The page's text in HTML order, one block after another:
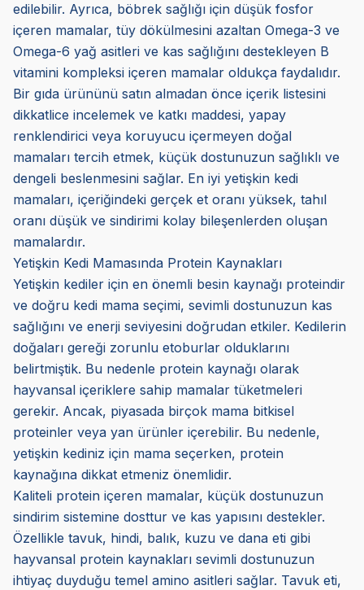
edilebilir. Ayrıca, böbrek sağlığı için düşük fosfor
içeren mamalar, tüy dökülmesini azaltan Omega-3 ve
Omega-6 yağ asitleri ve kas sağlığını destekleyen B
vitamini kompleksi içeren mamalar oldukça faydalıdır.
Bir gıda ürününü satın almadan önce içerik listesini
dikkatlice incelemek ve katkı maddesi, yapay
renklendirici veya koruyucu içermeyen doğal
mamaları tercih etmek, küçük dostunuzun sağlıklı ve
dengeli beslenmesini sağlar. En iyi yetişkin kedi
mamaları, içeriğindeki gerçek et oranı yüksek, tahıl
oranı düşük ve sindirimi kolay bileşenlerden oluşan
mamalardır.
Yetişkin Kedi Mamasında Protein Kaynakları
Yetişkin kediler için en önemli besin kaynağı proteindir
ve doğru kedi mama seçimi, sevimli dostunuzun kas
sağlığını ve enerji seviyesini doğrudan etkiler. Kedilerin
doğaları gereği zorunlu etoburlar olduklarını
belirtmiştik. Bu nedenle protein kaynağı olarak
hayvansal içeriklere sahip mamalar tüketmeleri
gerekir. Ancak, piyasada birçok mama bitkisel
proteinler veya yan ürünler içerebilir. Bu nedenle,
yetişkin kediniz için mama seçerken, protein
kaynağına dikkat etmeniz önemlidir.
Kaliteli protein içeren mamalar, küçük dostunuzun
sindirim sistemine dosttur ve kas yapısını destekler.
Özellikle tavuk, hindi, balık, kuzu ve dana eti gibi
hayvansal protein kaynakları sevimli dostunuzun
ihtiyaç duyduğu temel amino asitleri sağlar. Tavuk eti,